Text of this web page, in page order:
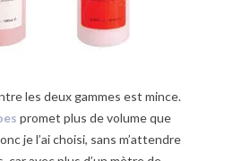
les deux gammes est mince.
promet plus de volume que
je l’ai choisi, sans m’attendre